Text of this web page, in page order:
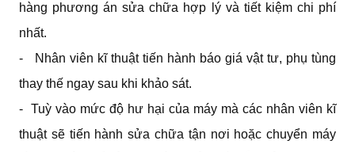
hàng phương án sửa chữa hợp lý và tiết kiệm chi phí
nhất.
- Nhân viên kĩ thuật tiến hành báo giá vật tư, phụ tùng
thay thế ngay sau khi khảo sát.
- Tuỳ vào mức độ hư hại của máy mà các nhân viên kĩ
thuật sẽ tiến hành sửa chữa tận nơi hoặc chuyển máy